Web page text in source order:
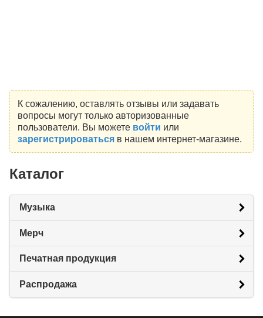
К сожалению, оставлять отзывы или задавать
вопросы могут только авторизованные
пользователи. Вы можете войти или
зарегистрироватьсяв нашем интернет-магазине.
Каталог
Музыка
Мерч
Печатная продукция
Распродажа